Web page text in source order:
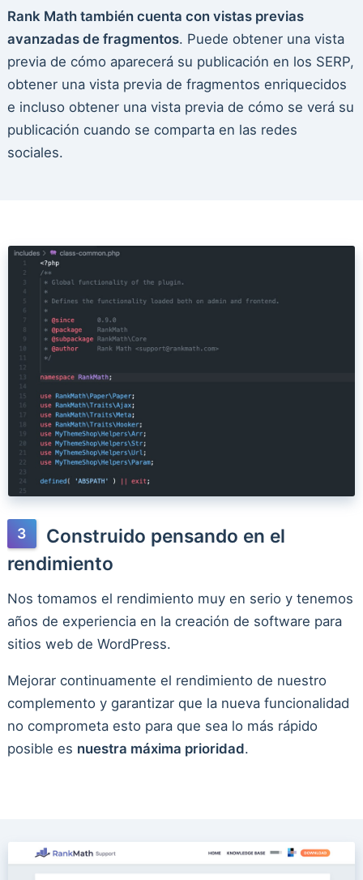
Rank Math también cuenta con vistas previas
avanzadas de fragmentos. Puede obtener una vista
previa de cómo aparecerá su publicación en los SERP,
obtener una vista previa de fragmentos enriquecidos
e incluso obtener una vista previa de cómo se verá su
publicación cuando se comparta en las redes
sociales.
Construido pensando en el
rendimiento
Nos tomamos el rendimiento muy en serio y tenemos
años de experiencia en la creación de software para
sitios web de WordPress.
Mejorar continuamente el rendimiento de nuestro
complemento y garantizar que la nueva funcionalidad
no comprometa esto para que sea lo más rápido
posible es nuestra máxima prioridad.